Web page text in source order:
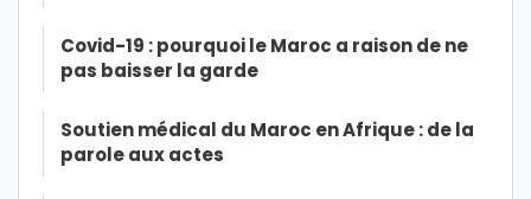
Covid-19 : pourquoi le Maroc a raison de ne
pas baisser la garde
Soutien médical du Maroc en Afrique : de la
parole aux actes